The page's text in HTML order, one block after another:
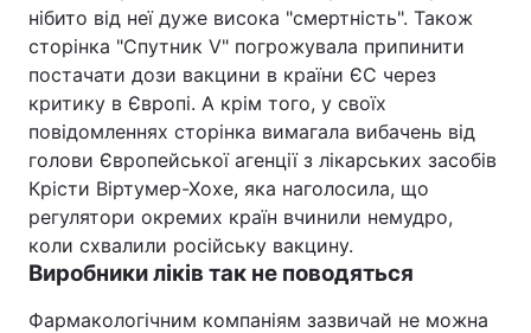
нібито від неї дуже висока "смертність". Також
сторінка "Спутник V" погрожувала припинити
постачати дози вакцини в країни ЄС через
критику в Європі. А крім того, у своїх
повідомленнях сторінка вимагала вибачень від
голови Європейської агенції з лікарських засобів
Крісти Віртумер-Хохе, яка наголосила, що
регулятори окремих країн вчинили немудро,
коли схвалили російську вакцину.
Виробники ліків так не поводяться
Фармакологічним компаніям зазвичай не можна